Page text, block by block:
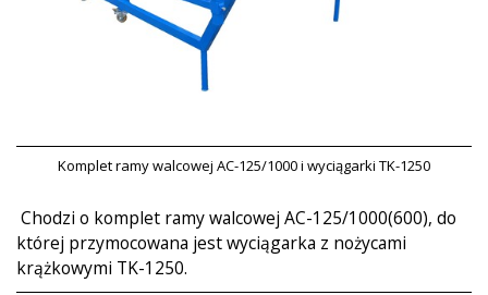
Komplet ramy walcowej AC-125/1000 i wyciągarki TK-1250
Chodzi o komplet ramy walcowej AC-125/1000(600), do
której przymocowana jest wyciągarka z nożycami
krążkowymi TK-1250.